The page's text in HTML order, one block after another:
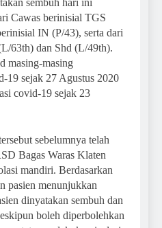
Cawas berinisial TGS
IN (P/43), serta dari
63th) dan Shd (L/49th).
masing-masing
19 sejak 27 Agustus 2020
covid-19 sejak 23
sebelumnya telah
Bagas Waras Klaten
mandiri. Berdasarkan
pasien menunjukkan
dinyatakan sembuh dan
boleh diperbolehkan